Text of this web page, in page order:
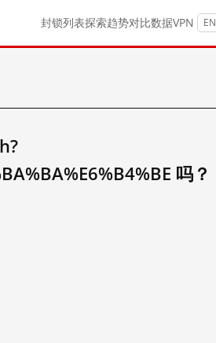
封锁列表探索趋势对比数据VPN EN
吗？